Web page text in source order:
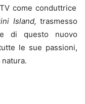
come conduttrice
Island, trasmesso
di questo nuovo
le sue passioni,